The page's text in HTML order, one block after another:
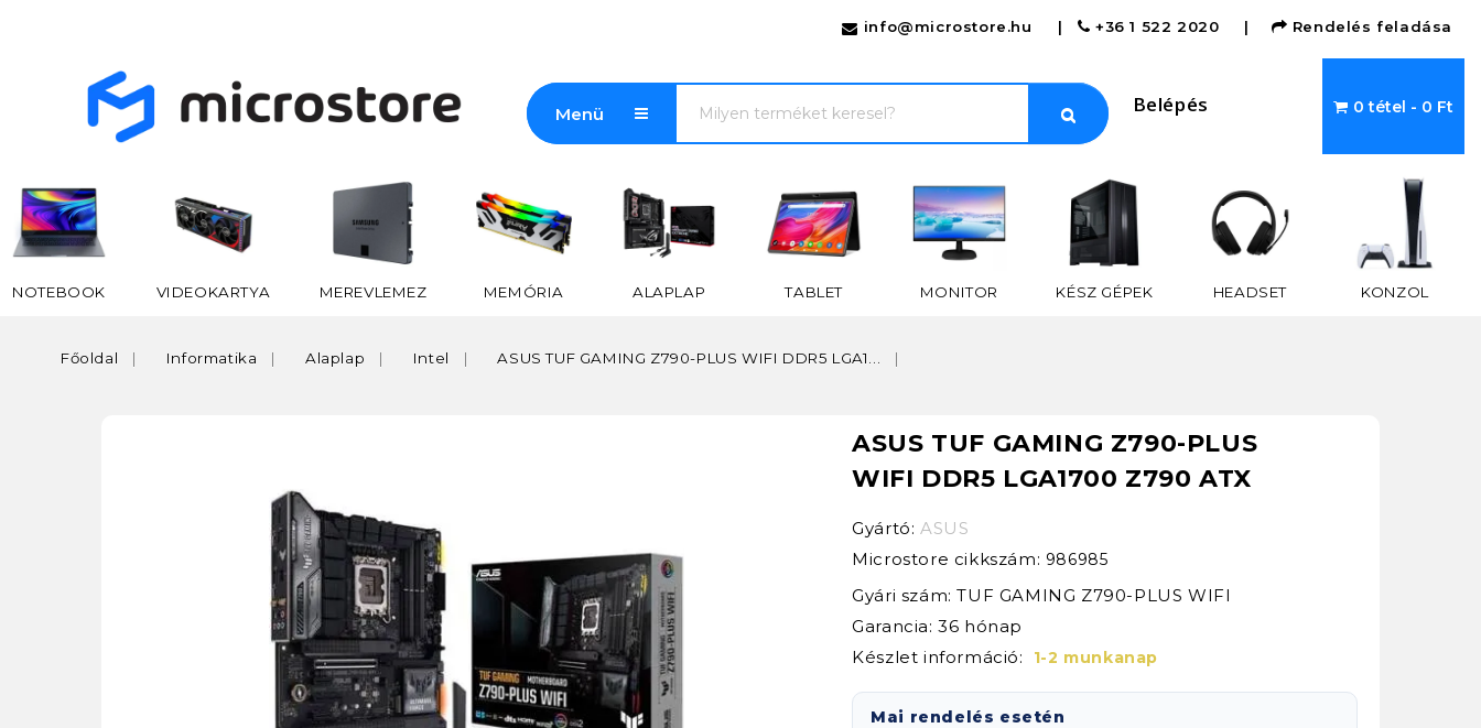
info@microstore.hu | +36 1 522 2020 | Rendelés feladása
Menü Belépés 0 tétel - 0 Ft
NOTEBOOK VIDEOKARTYA MEREVLEMEZ MEMÓRIA ALAPLAP TABLET MONITOR KÉSZ GÉPEK HEADSET KONZOL
Főoldal Informatika Alaplap Intel ASUS TUF GAMING Z790-PLUS WIFI DDR5 LGA1...
ASUS TUF GAMING Z790-PLUS
WIFI DDR5 LGA1700 Z790 ATX
Gyártó: ASUS
Microstore cikkszám: 986985
Gyári szám: TUF GAMING Z790-PLUS WIFI
Garancia: 36 hónap
Készlet információ: 1-2 munkanap
Mai rendelés esetén